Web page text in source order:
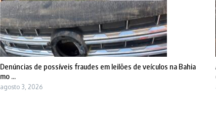
Denúncias de possíveis fraudes em leilões de veículos na Bahia
mo ...
agosto 3, 2026